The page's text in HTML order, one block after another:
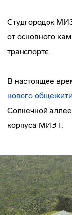
Студгородок
от основного
транспорте.
В настоящее
нового
Солнечной
корпуса МИЭТ.